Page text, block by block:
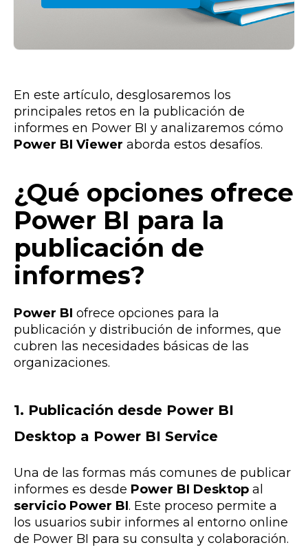
En este artículo, desglosaremos los
principales retos en la publicación de
informes en Power BI y analizaremos cómo
Power BI Viewer aborda estos desafíos.
¿Qué opciones ofrece
Power BI para la
publicación de
informes?
Power BI ofrece opciones para la
publicación y distribución de informes, que
cubren las necesidades básicas de las
organizaciones.
1. Publicación desde Power BI
Desktop a Power BI Service
Una de las formas más comunes de publicar
informes es desde Power BI Desktop al
servicio Power BI. Este proceso permite a
los usuarios subir informes al entorno online
de Power BI para su consulta y colaboración.